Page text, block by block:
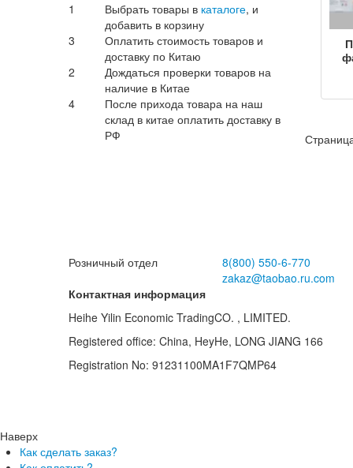
1 Выбрать товары в каталоге, и
добавить в корзину
3
Оплатить стоимость товаров и
доставку по Китаю
2
Дождаться проверки товаров на
наличие в Китае
4
После прихода товара на наш
склад в китае оплатить доставку в
РФ
Розничный отдел
8(800) 550-6-770
zakaz@taobao.ru.com
Контактная информация
Heihe Yilin Economic TradingCO. , LIMITED.
Registered office: China, HeyHe, LONG JIANG 166
Registration No: 91231100MA1F7QMP64
Наверх
Как сделать заказ?